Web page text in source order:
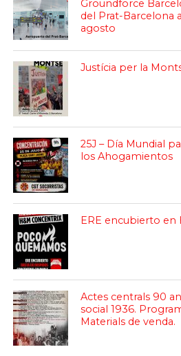
Groundforce
del Prat-Barcelona
agosto
Justícia per la
25J – Día Mundial
los Ahogamientos
ERE encubierto en
Actes centrals 90
social 1936.
Materials de venda.